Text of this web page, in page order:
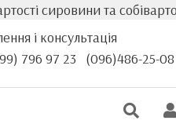
та собівартості
і консультація
796 97 23 (096)486-25-08